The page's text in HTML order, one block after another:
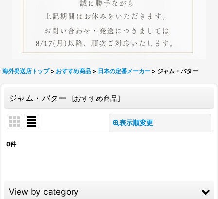
海外発送店トップ > おすすめ商品 > 日本の定番メーカー > ジャム・バター
ジャム・バター [おすすめ商品]
表示順変更
0件
View by category